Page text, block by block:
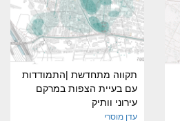
תקווה מתחדשת |התמודדות
עם בעיית הצפות במרקם
עירוני וותיק
עדן מוסרי